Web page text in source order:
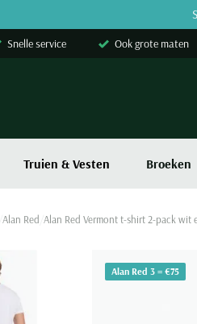
Snelle service Ook grote maten
Truien & Vesten Broeken
Alan Red Alan Red Vermont t-shirt 2-pack wit
Alan Red 3 = €75